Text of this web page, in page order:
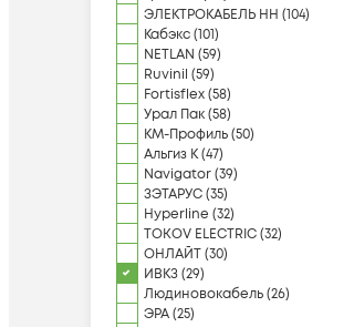
ЭЛЕКТРОКАБЕЛЬ НН (104)
Кабэкс(101)
NETLAN (59)
Ruvinil (59)
Fortisflex(58)
Урал Пак(58)
КМ-Профиль(50)
Альгиз К(47)
Navigator(39)
ЗЭТАРУС(35)
Hyperline (32)
TOKOV ELECTRIC(32)
ОНЛАЙТ(30)
ИВКЗ(29)
Людиновокабель(26)
ЭРА(25)